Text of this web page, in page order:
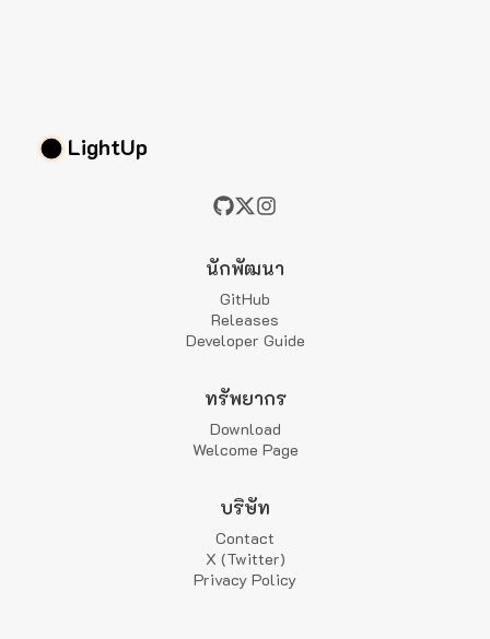
LightUp
นักพัฒนา
GitHub
Releases
Developer Guide
ทรัพยากร
Download
Welcome Page
บริษัท
Contact
X (Twitter)
Privacy Policy